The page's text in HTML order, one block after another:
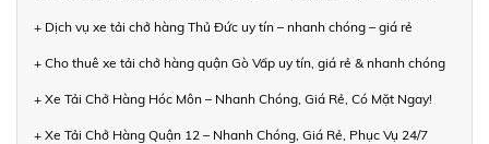
+ Dịch vụ xe tải chở hàng Thủ Đức uy tín – nhanh chóng – giá rẻ
+ Cho thuê xe tải chở hàng quận Gò Vấp uy tín, giá rẻ & nhanh chóng
+ Xe Tải Chở Hàng Hóc Môn – Nhanh Chóng, Giá Rẻ, Có Mặt Ngay!
+ Xe Tải Chở Hàng Quận 12 – Nhanh Chóng, Giá Rẻ, Phục Vụ 24/7